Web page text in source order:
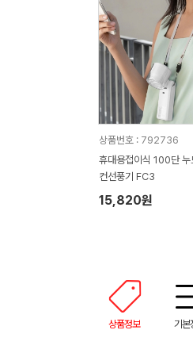
상품번호 : 792736
휴대용접이식 100단 누
컨선풍기 FC3
15,820원
상품정보 기본